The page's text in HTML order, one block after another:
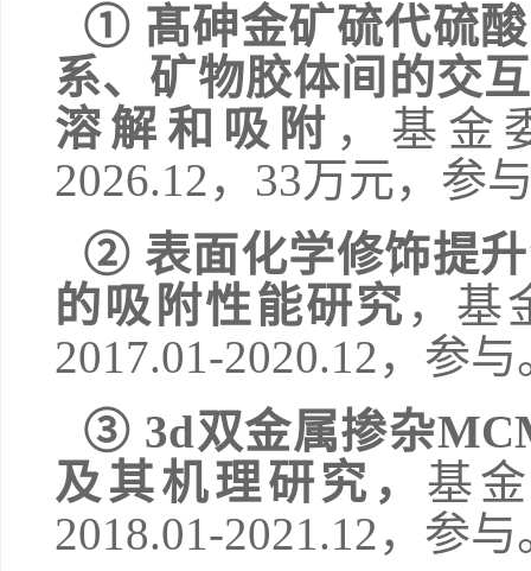
① 髙砷金矿硫代硫
系、矿物胶体间的交
溶解和吸附 ，基金
2026.12， 33万元，参
② 表面化学修饰提
的吸附性能研究 ， 基
2017.01-2020.12，参与
③ 3d双金属掺杂
及其机理研究 ， 基
2018.01-2021.12，参与